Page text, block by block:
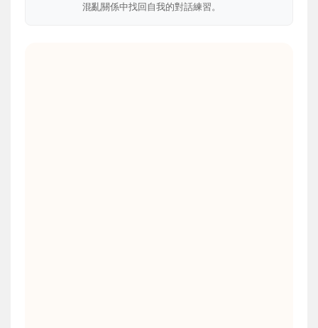
混亂關係中找回自我的對話練習。